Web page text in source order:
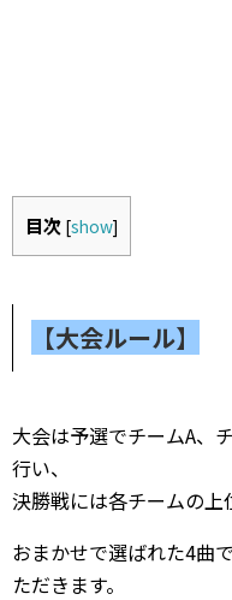
目次 [show]
【大会ルール】
大会は予選でチームA、
行い、
決勝戦には各チームの上
おまかせで選ばれた4曲
ただきます。